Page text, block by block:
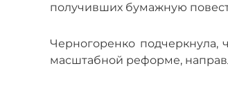
получивших бумажную
Черногоренко
масштабной реформе,